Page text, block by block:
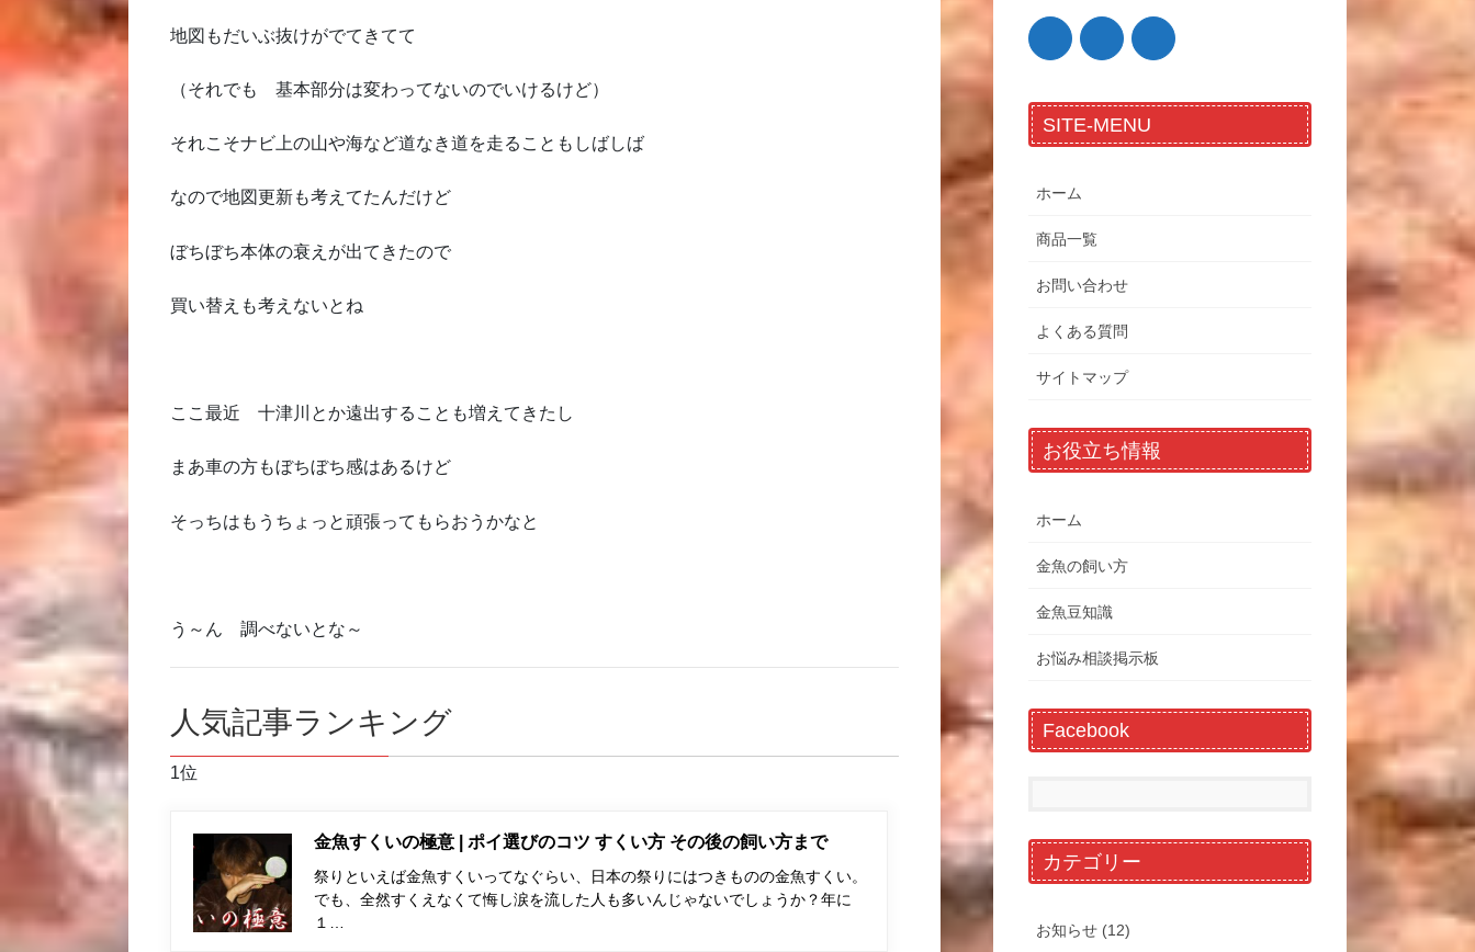
地図もだいぶ抜けがでてきてて
（それでも 基本部分は変わってないのでいけるけど）
それこそナビ上の山や海など道なき道を走ることもしばしば
なので地図更新も考えてたんだけど
ぼちぼち本体の衰えが出てきたので
買い替えも考えないとね
ここ最近 十津川とか遠出することも増えてきたし
まあ車の方もぼちぼち感はあるけど
そっちはもうちょっと頑張ってもらおうかなと
う～ん 調べないとな～
人気記事ランキング
1位
金魚すくいの極意 | ポイ選びのコツ すくい方 その後の飼い方まで
祭りといえば金魚すくいってなぐらい、日本の祭りにはつきものの金魚すくい。
でも、全然すくえなくて悔し涙を流した人も多いんじゃないでしょうか？年に
１…
SITE-MENU
ホーム
商品一覧
お問い合わせ
よくある質問
サイトマップ
お役立ち情報
ホーム
金魚の飼い方
金魚豆知識
お悩み相談掲示板
Facebook
カテゴリー
お知らせ (12)